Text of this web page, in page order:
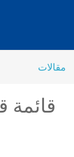
مقالات
قائمة